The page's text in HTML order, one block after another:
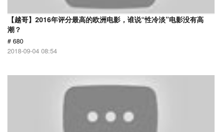
【越哥】2016年评分最高的欧洲电影，谁说“性冷淡”电影没有高
潮？
# 680
2018-09-04 08:54